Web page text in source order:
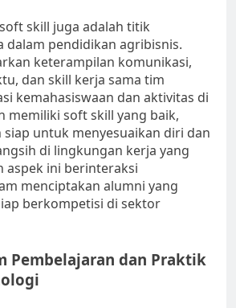
skill juga adalah titik
dalam pendidikan agribisnis.
keterampilan komunikasi,
dan skill kerja sama tim
kemahasiswaan dan aktivitas di
memiliki soft skill yang baik,
siap untuk menyesuaikan diri dan
di lingkungan kerja yang
aspek ini berinteraksi
menciptakan alumni yang
berkompetisi di sektor
Pembelajaran dan Praktik